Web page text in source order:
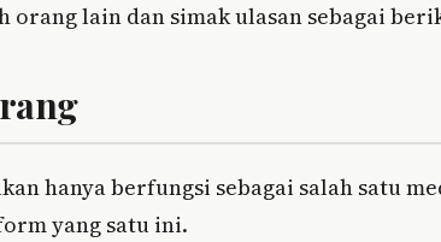
orang lain dan simak ulasan sebagai
hanya berfungsi sebagai salah satu
yang satu ini.